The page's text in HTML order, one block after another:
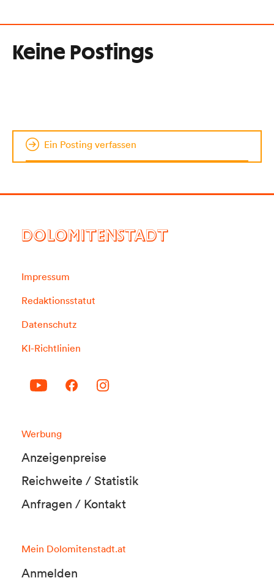
Keine Postings
Ein Posting verfassen
DOLOMITENSTADT
Impressum
Redaktionsstatut
Datenschutz
KI-Richtlinien
Werbung
Anzeigenpreise
Reichweite / Statistik
Anfragen / Kontakt
Mein Dolomitenstadt.at
Anmelden